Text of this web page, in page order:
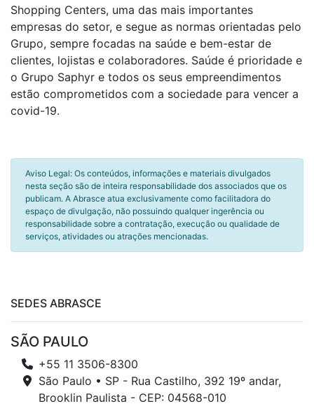
Shopping Centers, uma das mais importantes
empresas do setor, e segue as normas orientadas pelo
Grupo, sempre focadas na saúde e bem-estar de
clientes, lojistas e colaboradores. Saúde é prioridade e
o Grupo Saphyr e todos os seus empreendimentos
estão comprometidos com a sociedade para vencer a
covid-19.
Aviso Legal: Os conteúdos, informações e materiais divulgados
nesta seção são de inteira responsabilidade dos associados que os
publicam. A Abrasce atua exclusivamente como facilitadora do
espaço de divulgação, não possuindo qualquer ingerência ou
responsabilidade sobre a contratação, execução ou qualidade de
serviços, atividades ou atrações mencionadas.
SEDES ABRASCE
SÃO PAULO
+55 11 3506-8300
São Paulo • SP - Rua Castilho, 392 19º andar,
Brooklin Paulista - CEP: 04568-010